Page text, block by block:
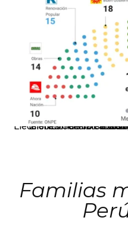
El JNE oficializó la distribución de escaños para la elección de
Familias